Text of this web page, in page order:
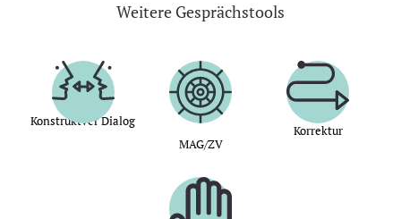
Weitere Gesprächstools
Konstruktver Dialog
MAG/ZV
Korrektur